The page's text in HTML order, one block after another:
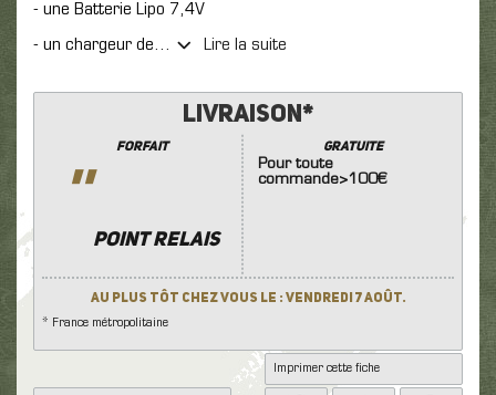
- une Batterie Lipo 7,4V
- un chargeur de...
Lire la suite
Livraison*
Forfait
''
POINT RELAIS
GRATUITE
Pour toute
commande>100€
Au plus tôt chez vous le : Vendredi 7 Août.
* France métropolitaine
Imprimer cette fiche